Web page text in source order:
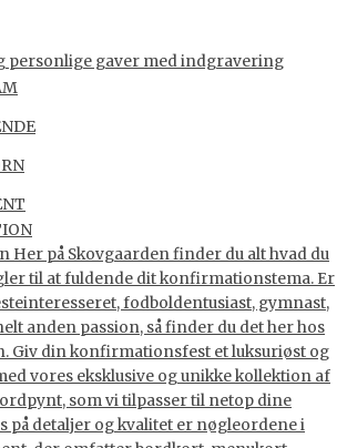
personlige gaver med indgravering
Her på Skovgaarden finder du alt hvad du
til at fuldende dit konfirmationstema. Er
fodboldentusiast, gymnast,
anden passion, så finder du det her hos
Giv din konfirmationsfest et luksuriøst og
vores eksklusive og unikke kollektion af
som vi tilpasser til netop dine
på detaljer og kvalitet er nøgleordene i